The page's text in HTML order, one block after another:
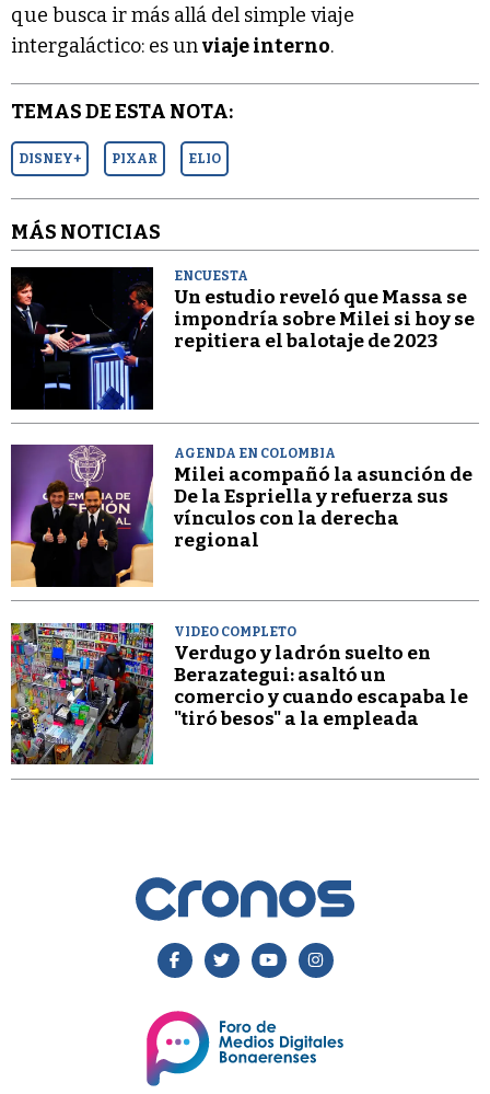
que busca ir más allá del simple viaje
intergaláctico: es unviaje interno.
TEMAS DE ESTA NOTA:
DISNEY+ PIXAR ELIO
MÁS NOTICIAS
ENCUESTA
Un estudio reveló que Massa se
impondría sobre Milei si hoy se
repitiera el balotaje de 2023
AGENDA EN COLOMBIA
Milei acompañó la asunción de
De la Espriella y refuerza sus
vínculos con la derecha
regional
VIDEO COMPLETO
Verdugo y ladrón suelto en
Berazategui: asaltó un
comercio y cuando escapaba le
"tiró besos" a la empleada